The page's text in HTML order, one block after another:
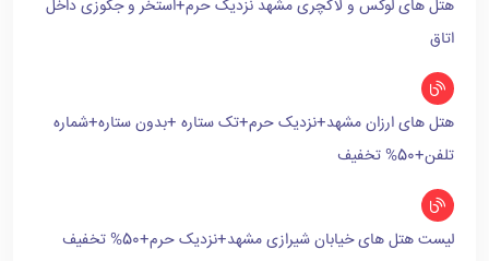
هتل های لوکس و لاکچری مشهد نزدیک حرم+استخر و جکوزی داخل
اتاق
هتل های ارزان مشهد+نزدیک حرم+تک ستاره +بدون ستاره+شماره
تلفن+50% تخفیف
لیست هتل های خیابان شیرازی مشهد+نزدیک حرم+50% تخفیف